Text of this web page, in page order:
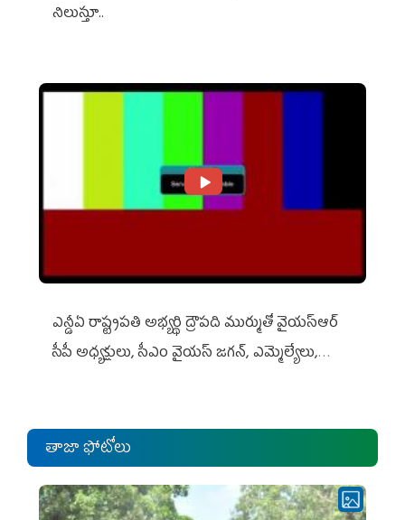
నిలుస్తూ..
ఎన్డీఏ రాష్ట్ర‌ప‌తి అభ్య‌ర్థి ద్రౌప‌ది ముర్ముతో వైయ‌స్ఆర్
సీపీ అధ్య‌క్షులు, సీఎం వైయ‌స్ జ‌గ‌న్, ఎమ్మెల్యేలు,
తాజా ఫోటోలు